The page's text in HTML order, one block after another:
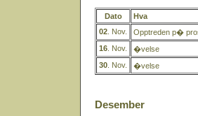
Dato Hva
02 . Nov.
Opptreden p�
16 . Nov. �velse
30 . Nov. �velse
Desember